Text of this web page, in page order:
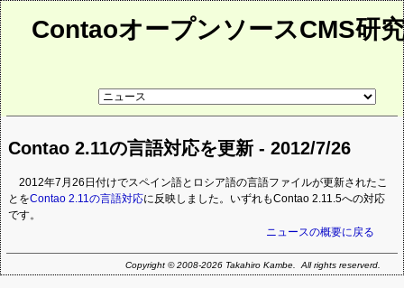
ContaoオープンソースCMS研
リ
ペ
ー
Contao 2.11の言語対応を更新 - 2012/7/26
2012年7月26日付けでスペイン語とロシア語の言語ファイルが更新されたこ
とをContao 2.11の言語対応に反映しました。いずれもContao 2.11.5への対応
です。
ニュースの概要に戻る
Copyright © 2008-2026 Takahiro Kambe. All rights reserverd.